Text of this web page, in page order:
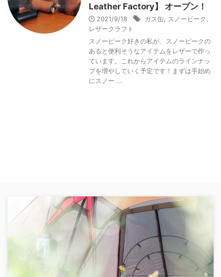
Leather Factory】 オープン！
2021/9/18 ガス缶 スノーピーク
レザークラフト
スノーピーク好きの私が、スノーピークの
あると便利そうなアイテムをレザーで作っ
ています。これからアイテムのラインナッ
プを増やしていく予定です！まずは手始め
にスノー ...